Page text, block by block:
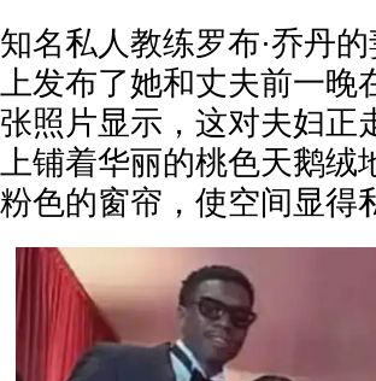
知名私人教练罗布·乔丹
上发布了她和丈夫前一晚
张照片显示，这对夫妇正
上铺着华丽的桃色天鹅绒
粉色的窗帘，使空间显得